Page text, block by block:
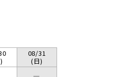
08/31
(日)